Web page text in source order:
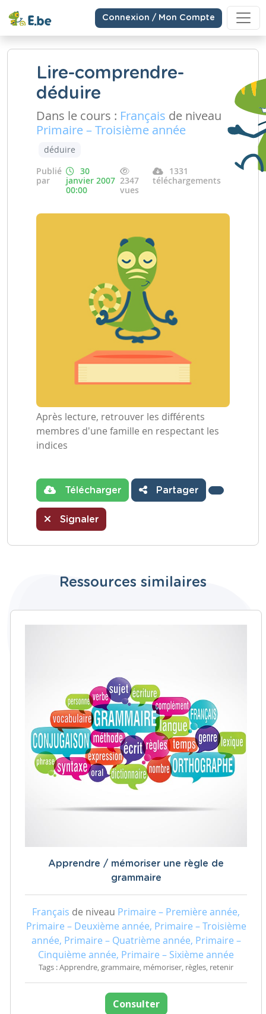
Connexion / Mon Compte
Lire-comprendre-
déduire
Dans le cours : Français de niveau
Primaire – Troisième année
déduire
Publié
par
30
janvier 2007
00:00
2347
vues
1331
téléchargements
Après lecture, retrouver les différents
membres d'une famille en respectant les
indices
Télécharger Partager
Signaler
Ressources similaires
Apprendre / mémoriser une règle de
grammaire
Français de niveau Primaire – Première année,
Primaire – Deuxième année, Primaire – Troisième
année, Primaire – Quatrième année, Primaire –
Cinquième année, Primaire – Sixième année
Tags : Apprendre, grammaire, mémoriser, règles, retenir
Consulter